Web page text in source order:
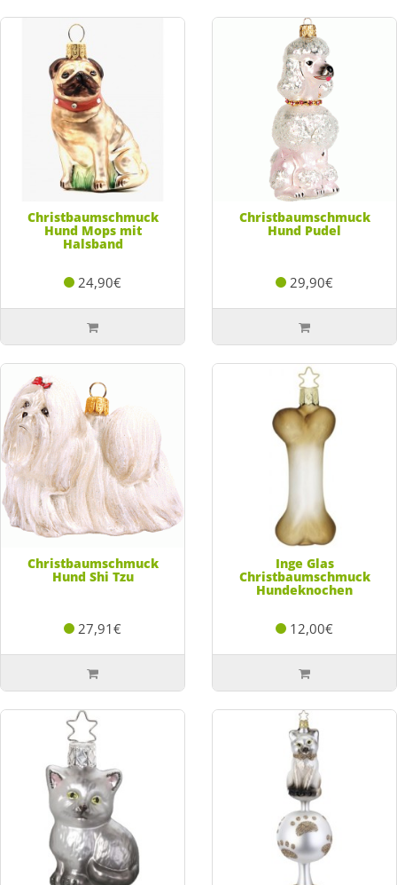
Christbaumschmuck
Hund Mops mit
Halsband
24,90€
Christbaumschmuck
Hund Pudel
29,90€
Christbaumschmuck
Hund Shi Tzu
27,91€
Inge Glas
Christbaumschmuck
Hundeknochen
12,00€